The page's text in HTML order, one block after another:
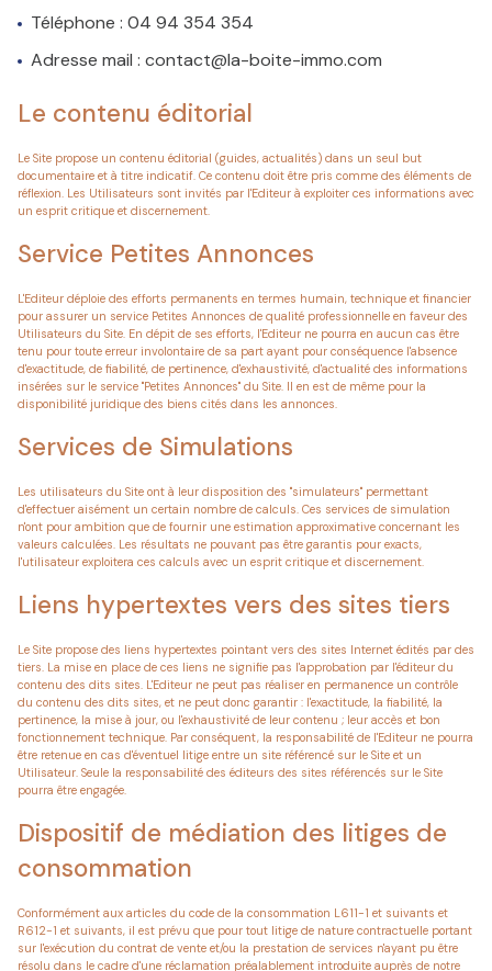
Téléphone : 04 94 354 354
Adresse mail : contact@la-boite-immo.com
Le contenu éditorial
Le Site propose un contenu éditorial (guides, actualités) dans un seul but
documentaire et à titre indicatif. Ce contenu doit être pris comme des éléments de
réflexion. Les Utilisateurs sont invités par l'Editeur à exploiter ces informations avec
un esprit critique et discernement.
Service Petites Annonces
L'Editeur déploie des efforts permanents en termes humain, technique et financier
pour assurer un service Petites Annonces de qualité professionnelle en faveur des
Utilisateurs du Site. En dépit de ses efforts, l'Editeur ne pourra en aucun cas être
tenu pour toute erreur involontaire de sa part ayant pour conséquence l'absence
d'exactitude, de fiabilité, de pertinence, d'exhaustivité, d'actualité des informations
insérées sur le service "Petites Annonces" du Site. Il en est de même pour la
disponibilité juridique des biens cités dans les annonces.
Services de Simulations
Les utilisateurs du Site ont à leur disposition des "simulateurs" permettant
d'effectuer aisément un certain nombre de calculs. Ces services de simulation
n'ont pour ambition que de fournir une estimation approximative concernant les
valeurs calculées. Les résultats ne pouvant pas être garantis pour exacts,
l'utilisateur exploitera ces calculs avec un esprit critique et discernement.
Liens hypertextes vers des sites tiers
Le Site propose des liens hypertextes pointant vers des sites Internet édités par des
tiers. La mise en place de ces liens ne signifie pas l'approbation par l'éditeur du
contenu des dits sites. L'Editeur ne peut pas réaliser en permanence un contrôle
du contenu des dits sites, et ne peut donc garantir : l'exactitude, la fiabilité, la
pertinence, la mise à jour, ou l'exhaustivité de leur contenu ; leur accès et bon
fonctionnement technique. Par conséquent, la responsabilité de l'Editeur ne pourra
être retenue en cas d'éventuel litige entre un site référencé sur le Site et un
Utilisateur. Seule la responsabilité des éditeurs des sites référencés sur le Site
pourra être engagée.
Dispositif de médiation des litiges de
consommation
Conformément aux articles du code de la consommation L611-1 et suivants et
R612-1 et suivants, il est prévu que pour tout litige de nature contractuelle portant
sur l'exécution du contrat de vente et/ou la prestation de services n'ayant pu être
résolu dans le cadre d'une réclamation préalablement introduite auprès de notre